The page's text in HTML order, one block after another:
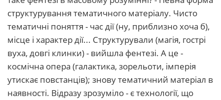
структурування тематичного матеріалу. Чисто
тематичні поняття - час дії (ну, приблизно хоча б),
місце і характер дії... Структурували (магія, гострі
вуха, довгі клинки) - вийшла фентезі. А це -
космічна опера (галактика, зорельоти, імперія
утискає повстанців); знову тематичний матеріал в
наявності. Відразу зрозуміло - є технології, що